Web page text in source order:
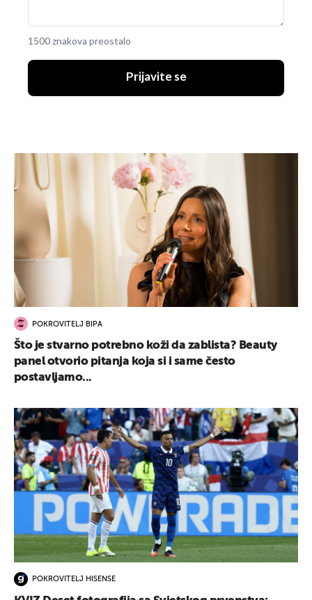
1500 znakova preostalo
Prijavite se
POKROVITELJ BIPA
Što je stvarno potrebno koži da zablista? Beauty
panel otvorio pitanja koja si i same često
postavljamo...
POKROVITELJ HISENSE